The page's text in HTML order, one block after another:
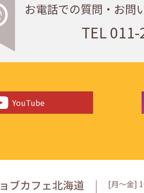
お電話での質問・ お問
TEL
YouTube
[月〜金]